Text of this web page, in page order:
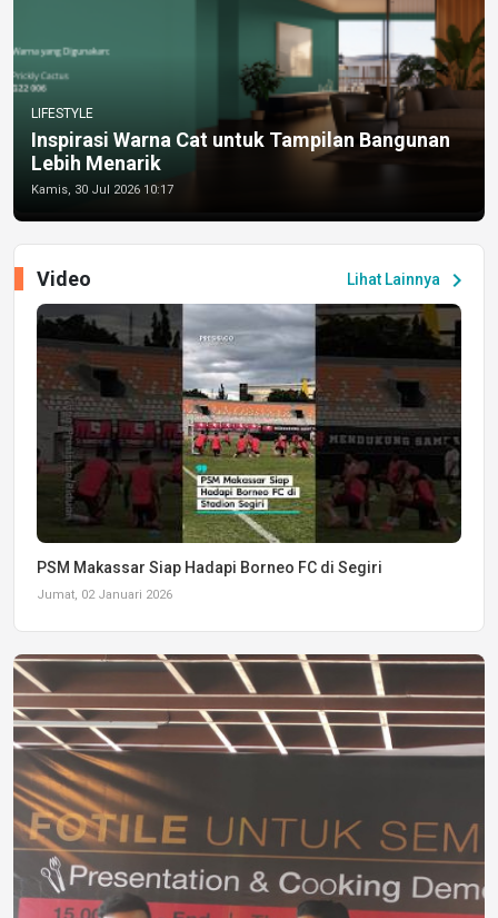
LIFESTYLE
Inspirasi Warna Cat untuk Tampilan Bangunan
Lebih Menarik
Kamis, 30 Jul 2026 10:17
Lihat Lainnya chevron_right
Video
PSM Makassar Siap Hadapi Borneo FC di Segiri
Jumat, 02 Januari 2026